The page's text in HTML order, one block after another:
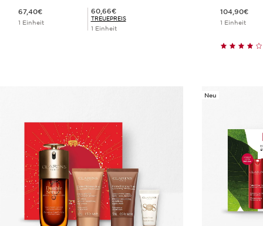
67,40€
1 Einheit
Mitgliederpreis 60,66€
60,66€
TREUEPREIS
1 Einheit
104,90€
1 Einheit
Neu